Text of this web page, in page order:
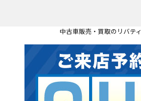
中古車販売・買取のリバティ